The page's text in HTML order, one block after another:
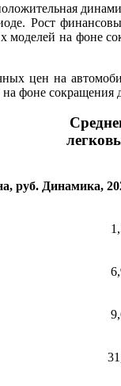
Рост
моделей на фоне
цен на
фоне сокращения
руб. Динамика,